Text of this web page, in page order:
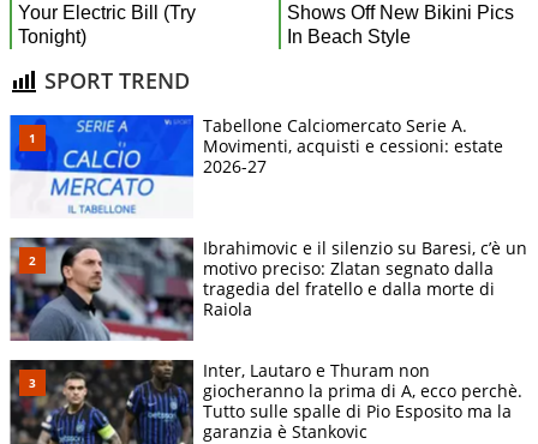
SPORT TREND
Tabellone Calciomercato Serie A.
Movimenti, acquisti e cessioni: estate
2026-27
Ibrahimovic e il silenzio su Baresi, c’è un
motivo preciso: Zlatan segnato dalla
tragedia del fratello e dalla morte di
Raiola
Inter, Lautaro e Thuram non
giocheranno la prima di A, ecco perchè.
Tutto sulle spalle di Pio Esposito ma la
garanzia è Stankovic